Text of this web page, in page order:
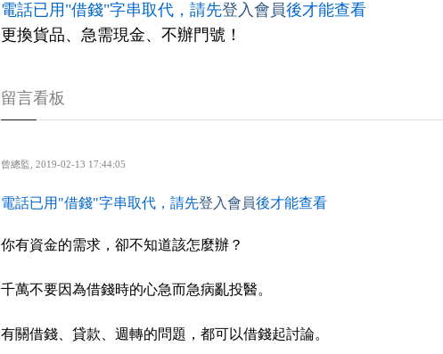
電話已用"借錢"字串取代，請先登入會員後才能查看
更換貨品、急需現金、不辦門號！
留言看板
曾總監 2019-02-13 17:44:05
電話已用"借錢"字串取代，請先登入會員後才能查看
你有資金的需求，卻不知道該怎麼辦？
千萬不要因為借錢時的心急而急病亂投醫。
有關借錢、貸款、週轉的問題，都可以借錢起討論。